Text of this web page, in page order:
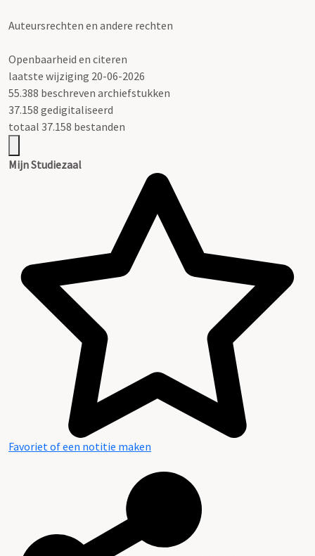
Auteursrechten en andere rechten
Openbaarheid en citeren
laatste wijziging 20-06-2026
55.388 beschreven archiefstukken
37.158 gedigitaliseerd
totaal 37.158 bestanden
Mijn Studiezaal
Favoriet of een notitie maken